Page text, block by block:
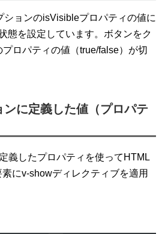
ションのisVisibleプロパティの値に
態を設定しています。ボタンをク
ロパティの値（true/false）が切
に定義した値（プロパテ
義したプロパティを使ってHTML
にv-showディレクティブを適用